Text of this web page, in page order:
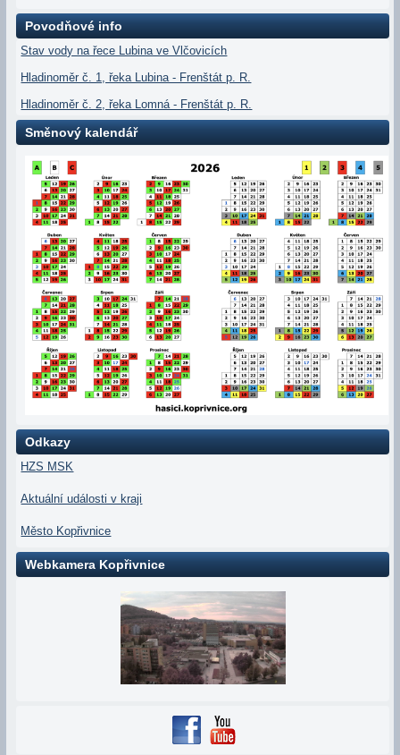
Povodňové info
Stav vody na řece Lubina ve Vlčovicích
Hladinoměr č. 1, řeka Lubina - Frenštát p. R.
Hladinoměr č. 2, řeka Lomná - Frenštát p. R.
Směnový kalendář
Odkazy
HZS MSK
Aktuální události v kraji
Město Kopřivnice
Webkamera Kopřivnice